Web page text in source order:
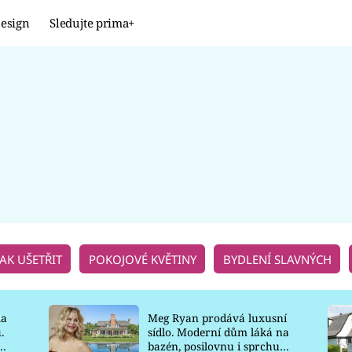
Sledujte prima+
UŠETŘIT POKOJOVÉ KVĚTINY BYDLENÍ SLAVNÝCH
Meg Ryan prodává luxusní
sídlo. Moderní dům láká na
bazén, posilovnu i sprchu